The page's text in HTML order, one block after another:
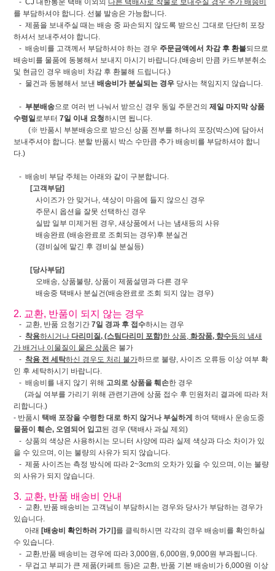
를 부담하셔야 합니다. 선불 발송은 가능합니다.
- 제품을 보내주실 때는 배송 중 파손되지 않도록 받으신 그대로 단단히 포장
하셔서 보내주셔야 합니다.
- 배송비를 고객께서 부담하셔야 하는 경우 주문금액에서 차감 후 환불되므로
배송비를 물품에 동봉해서 보내지 마시기 바랍니다.(배송비 만큼 카드부분취소
및 현금인 경우 배송비 차감 후 환불해 드립니다.)
- 물건과 동봉해서 보낸 배송비가 분실되는 경우 당사는 책임지지 않습니다.
- 부분배송으로 여러 번 나눠서 받으신 경우 동일 주문건의 제일 마지막 상품
수령일 로부터 7일 이내 요청하시면 됩니다.
(※ 반품시 부분배송으로 받으신 상품 전부를 하나의 포장(박스)에 담아서
보내주셔야 합니다. 분할 반품시 박스 수만큼 추가 배송비를 부담하셔야 합니
다.)
- 배송비 부담 주체는 아래와 같이 구분합니다.
[고객부담]
사이즈가 안 맞거나, 색상이 마음에 들지 않으신 경우
주문시 옵션을 잘못 선택하신 경우
실밥 일부 미제거된 경우, 새상품에서 나는 냄새등의 사유
배송완료 (배송완료로 조회되는 경우)후 분실건
(경비실에 맡긴 후 경비실 분실등)
[당사부담]
오배송, 상품불량, 상품이 제품설명과 다른 경우
배송중 택배사 분실건(배송완료로 조회 되지 않는 경우)
2. 교환, 반품이 되지 않는 경우
- 교환, 반품 요청기간 7일 경과 후 접수하시는 경우
- 착용하시거나 다리미질, (스팀다리미 포함)한 상품, 화장품, 향수등의 냄새
가 배거나 이물질이 뭍은 상품은 불가
- 착용 전 세탁하신 경우도 처리 불가하므로 불량, 사이즈 오류등 이상 여부 확
인 후 세탁하시기 바랍니다.
- 배송비를 내지 않기 위해 고의로 상품을 훼손한 경우
(과실 여부를 가리기 위해 관련기관에 상품 접수 후 민원처리 결과에 따라 처
리합니다.)
- 반품시 택배 포장을 수령한 대로 하지 않거나 부실하게 하여 택배사 운송도중
물품이 훼손, 오염되어 입고된 경우 (택배사 과실 제외)
- 상품의 색상은 사용하시는 모니터 사양에 따라 실제 색상과 다소 차이가 있
을 수 있으며, 이는 불량의 사유가 되지 않습니다.
- 제품 사이즈는 측정 방식에 따라 2~3cm의 오차가 있을 수 있으며, 이는 불량
의 사유가 되지 않습니다.
3. 교환, 반품 배송비 안내
- 교환, 반품 배송비는 고객님이 부담하시는 경우와 당사가 부담하는 경우가
있습니다.
아래 [배송비 확인하러 가기]를 클릭하시면 각각의 경우 배송비를 확인하실
수 있습니다.
- 교환,반품 배송비는 경우에 따라 3,000원, 6,000원, 9,000원 부과됩니다.
- 무겁고 부피가 큰 제품(카페트 등)은 교환, 반품 기본 배송비가 6,000원 이상